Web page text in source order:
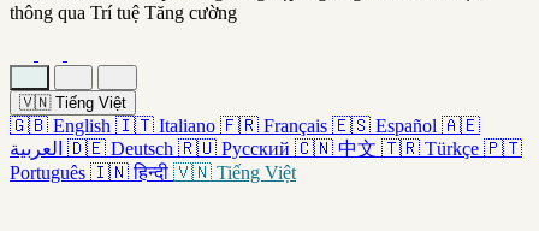
thông qua Trí tuệ Tăng cường
🇻🇳 Tiếng Việt
🇬🇧 English 🇮🇹 Italiano 🇫🇷 Français 🇪🇸 Español 🇦🇪
العربية 🇩🇪 Deutsch 🇷🇺 Русский 🇨🇳 中文 🇹🇷 Türkçe 🇵🇹
Português 🇮🇳 हिन्दी 🇻🇳 Tiếng Việt